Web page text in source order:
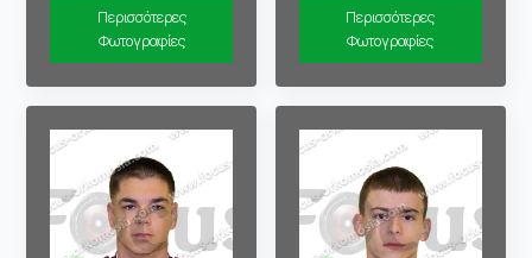
Περισσότερες
Φωτογραφίες
Περισσότερες
Φωτογραφίες